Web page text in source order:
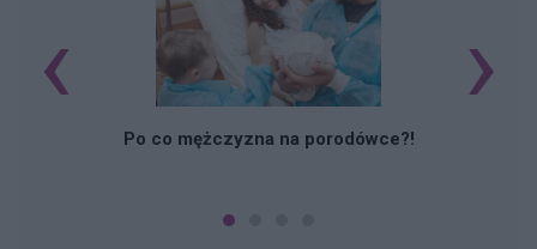
Po co mężczyzna na porodówce?!
‹ ›